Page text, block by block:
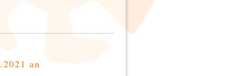
an